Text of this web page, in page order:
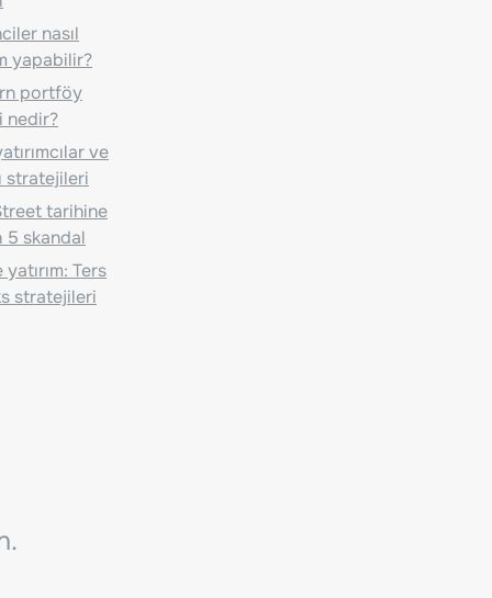
nasıl
yapabilir?
portföy
nedir?
ve
stratejileri
tarihine
5 skandal
Ters
stratejileri